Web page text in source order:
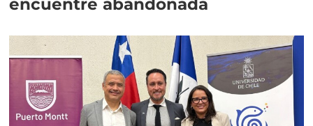
encuentre abandonada